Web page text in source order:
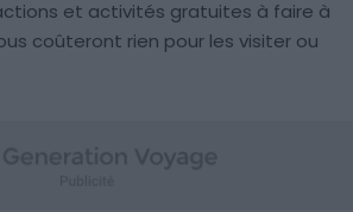
et activités gratuites à faire à
coûteront rien pour les visiter ou